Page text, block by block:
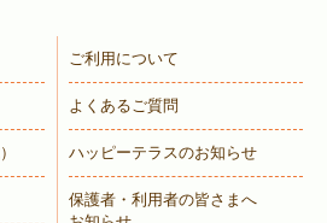
ご利用について
よくあるご質問
ハッピーテラスのお知らせ
保護者・利用者の皆さまへ